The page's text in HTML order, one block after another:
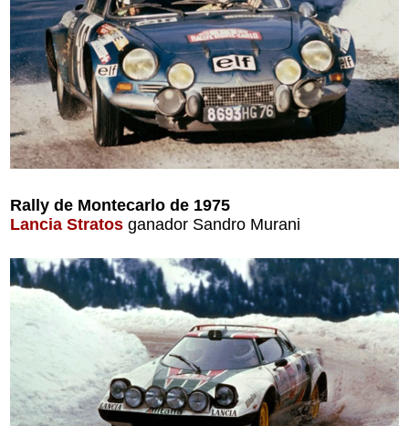
Rally de Montecarlo de 1975
Lancia Stratos ganador Sandro Murani